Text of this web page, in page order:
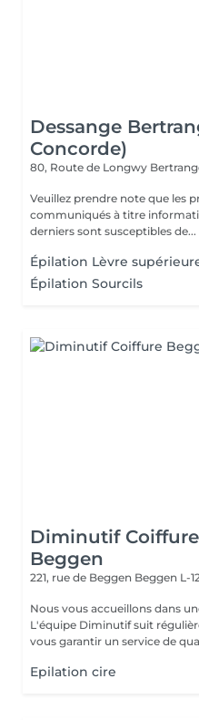
Dessange
Concorde)
80, Route de Longwy
Veuillez prendre note que les
communiqués à titre
derniers sont susceptibles de...
Épilation Lèvre
Épilation Sourcils
Diminutif Coiffure
Beggen
221, rue de Beggen Beggen L-
Nous vous accueillons dans
L'équipe Diminutif suit
vous garantir un service de
Epilation cire